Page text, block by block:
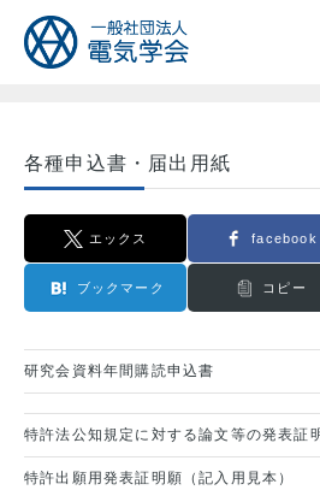
各種申込書・届出用紙
エックス facebook
ブックマーク コピー
研究会資料年間購読申込書
特許法公知規定に対する論文等の発表証
特許出願用発表証明願（記入用見本）